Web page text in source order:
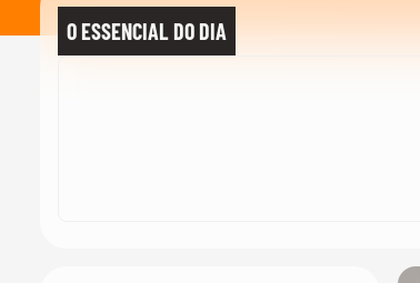
O ESSENCIAL DO DIA